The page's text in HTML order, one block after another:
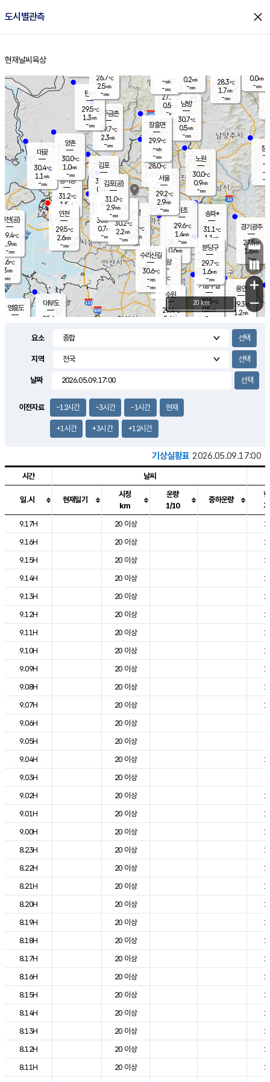
도시별관측 close
홈
현재날씨 육상
의도
℃
m/s
mm
영흥도
양주
27.7℃
0.5
-mm
과천
28.7℃
0.6m/s
- mm
용인
29.3℃
1.2m/s
경기광주
27.5℃
1.8m/s
-mm
2.0m/s
대부도
28.4
경서동
31.2℃
1.5 m/s
-mm
파주금촌
29.7℃
2.3m/s
-mm
28.3℃
1.7m/s
-mm
대곶
30.4℃
1.1 m/s
-mm
창
-
-m/
-
탄현
29.5℃
1.3m/s
-mm
0.0m/s
-mm
의왕
- ℃
m/s
mm
김포
30.5℃
0.4 m/s
mm
광명
31.2 ℃
0.9 m/s
-mm
부천
30.8℃
0.7m/s
-mm
양촌
30.0℃
1.0m/s
-mm
구로
30.2℃
2.2m/s
-mm
은평
28.0℃
0.9 m/s
- mm
노원
30.0℃
0.9m/s
-mm
송파*
31.1℃
1.1 m/s
-mm
서초
29.6℃
1.4m/s
-mm
남방
30.7℃
0.5m/s
-mm
기흥구갈
29.5℃
0.5m/s
-
수리산길
30.6℃
-m/s
-mm
분당구
29.7℃
1.6m/s
-mm
장흥면
29.9℃
-m/s
-mm
-m/s
-mm
인천(공)
29.4℃
1.9m/s
-mm
김포(공)
31.0℃
2.9m/s
-mm
수원
29.4℃
2.4 m/s
인천
29.5℃
2.6m/s
-mm
서울
29.2℃
2.9m/s
-mm
26.7℃
2.5m/s
-mm
0.2m/s
-mm
+
−
20 km
요소
지역
날짜
이전자료 -12시간 -3시간 -1시간 현재
+1시간 +3시간 +12시간
기상실황표 2026.05.09.17:00
도시별 기상실황표로 지점, 날씨, 기온, 강수, 바람, 기압등을 안내한 표입
시간 날씨
일.시 현재일기
시정
km
운량
1/10
중하운량
9.17H
20 이상
9.16H
20 이상
9.15H
20 이상
9.14H
20 이상
9.13H
20 이상
9.12H
20 이상
9.11H
20 이상
9.10H
20 이상
9.09H
20 이상
9.08H
20 이상
9.07H
20 이상
9.06H
20 이상
9.05H
20 이상
9.04H
20 이상
9.03H
20 이상
9.02H
20 이상
9.01H
20 이상
9.00H
20 이상
8.23H
20 이상
8.22H
20 이상
8.21H
20 이상
8.20H
20 이상
8.19H
20 이상
8.18H
20 이상
8.17H
20 이상
8.16H
20 이상
8.15H
20 이상
8.14H
20 이상
8.13H
20 이상
8.12H
20 이상
8.11H
20 이상